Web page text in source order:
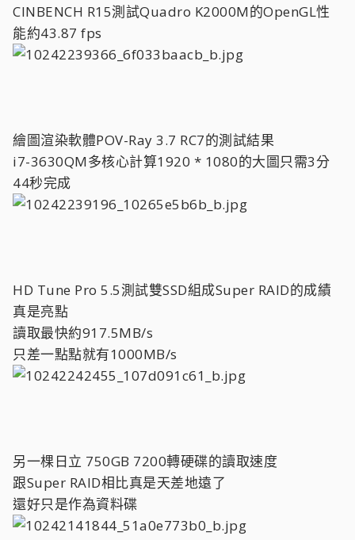
CINBENCH R15測試Quadro K2000M的OpenGL性
能約43.87 fps
繪圖渲染軟體POV-Ray 3.7 RC7的測試結果
i7-3630QM多核心計算1920 * 1080的大圖只需3分
44秒完成
HD Tune Pro 5.5測試雙SSD組成Super RAID的成績
真是亮點
讀取最快約917.5MB/s
只差一點點就有1000MB/s
另一棵日立 750GB 7200轉硬碟的讀取速度
跟Super RAID相比真是天差地遠了
還好只是作為資料碟